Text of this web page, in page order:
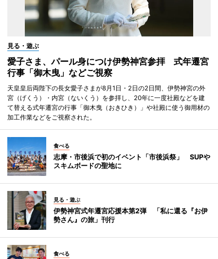
見る・遊ぶ
愛子さま、パール身につけ伊勢神宮参拝 式年遷宮
行事「御木曳」などご視察
天皇皇后両陛下の長女愛子さまが8月1日・2日の2日間、伊勢神宮の外
宮（げくう）・内宮（ないくう）を参拝し、20年に一度社殿などを建
て替える式年遷宮の行事「御木曳（おきひき）」や社殿に使う御用材の
加工作業などをご視察された。
食べる
志摩・市後浜で初のイベント「市後浜祭」 SUPや
スキムボードの聖地に
見る・遊ぶ
伊勢神宮式年遷宮応援本第2弾 「私に還る『お伊
勢さん』の旅」刊行
食べる